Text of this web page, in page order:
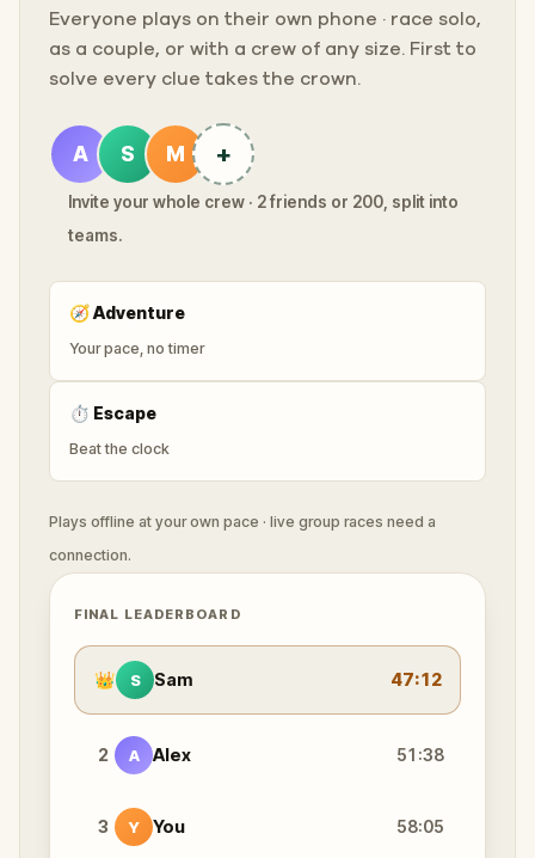
Everyone plays on their own phone · race solo,
as a couple, or with a crew of any size. First to
solve every clue takes the crown.
A S M +
Invite your whole crew · 2 friends or 200, split into
teams.
🧭Adventure
Your pace, no timer
⏱ Escape
Beat the clock
Plays offline at your own pace · live group races need a
connection.
FINAL LEADERBOARD
👑 S Sam 47:12
2 A Alex 51:38
3 Y You 58:05